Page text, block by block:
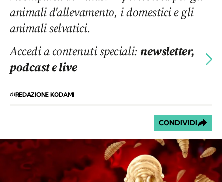
animali d'allevamento, i domestici e gli
animali selvatici.
Accedi a contenuti speciali:newsletter,
podcast e live
diREDAZIONE KODAMI
CONDIVIDI